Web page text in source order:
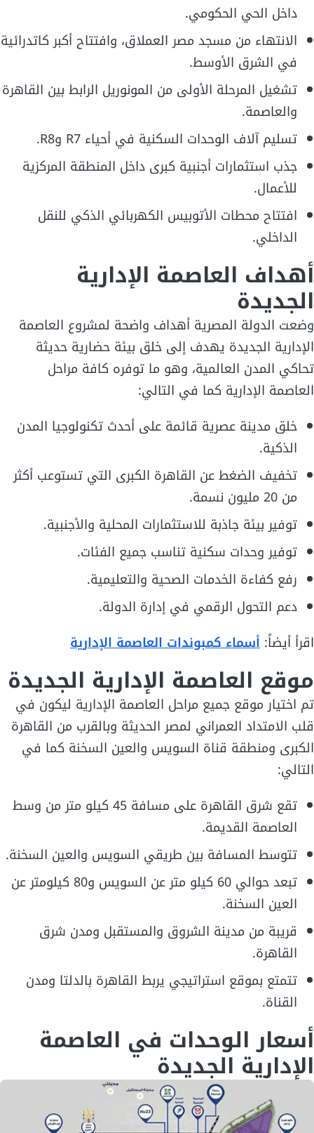
داخل الحي الحكومي.
الانتهاء من مسجد مصر العملاق، وافتتاح أكبر كاتدرائية
في الشرق الأوسط.
تشغيل المرحلة الأولى من المونوريل الرابط بين القاهرة
والعاصمة.
تسليم آلاف الوحدات السكنية في أحياء R7 وR8.
جذب استثمارات أجنبية كبرى داخل المنطقة المركزية
للأعمال.
افتتاح محطات الأتوبيس الكهربائي الذكي للنقل
الداخلي.
أهداف العاصمة الإدارية
الجديدة
وضعت الدولة المصرية أهداف واضحة لمشروع العاصمة
الإدارية الجديدة يهدف إلى خلق بيئة حضارية حديثة
تحاكي المدن العالمية، وهو ما توفره كافة مراحل
العاصمة الإدارية كما في التالي:
خلق مدينة عصرية قائمة على أحدث تكنولوجيا المدن
الذكية.
تخفيف الضغط عن القاهرة الكبرى التي تستوعب أكثر
من 20 مليون نسمة.
توفير بيئة جاذبة للاستثمارات المحلية والأجنبية.
توفير وحدات سكنية تناسب جميع الفئات.
رفع كفاءة الخدمات الصحية والتعليمية.
دعم التحول الرقمي في إدارة الدولة.
اقرأ أيضاً: أسماء كمبوندات العاصمة الإدارية
موقع العاصمة الإدارية الجديدة
تم اختيار موقع جميع مراحل العاصمة الإدارية ليكون في
قلب الامتداد العمراني لمصر الحديثة وبالقرب من القاهرة
الكبرى ومنطقة قناة السويس والعين السخنة كما في
التالي:
تقع شرق القاهرة على مسافة 45 كيلو متر من وسط
العاصمة القديمة.
تتوسط المسافة بين طريقي السويس والعين السخنة.
تبعد حوالي 60 كيلو متر عن السويس و80 كيلومتر عن
العين السخنة.
قريبة من مدينة الشروق والمستقبل ومدن شرق
القاهرة.
تتمتع بموقع استراتيجي يربط القاهرة بالدلتا ومدن
القناة.
أسعار الوحدات في العاصمة
الإدارية الجديدة